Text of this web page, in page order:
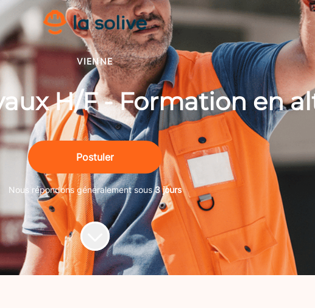
VIENNE
H/F - Formation en
Postuler
Nous répondons généralement sous3 jours